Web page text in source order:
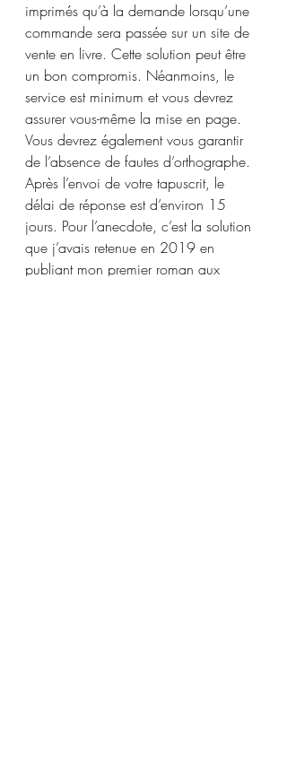
imprimés qu’à la demande lorsqu’une
commande sera passée sur un site de
vente en livre. Cette solution peut être
un bon compromis. Néanmoins, le
service est minimum et vous devrez
assurer vous-même la mise en page.
Vous devrez également vous garantir
de l’absence de fautes d’orthographe.
Après l’envoi de votre tapuscrit, le
délai de réponse est d’environ 15
jours. Pour l’anecdote, c’est la solution
que j’avais retenue en 2019 en
publiant mon premier roman aux